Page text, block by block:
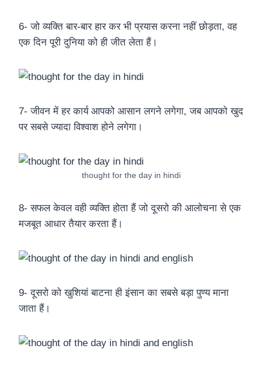
6- जो व्यक्ति बार-बार हार कर भी प्रयास करना नहीं छोड़ता, वह
एक दिन पूरी दुनिया को ही जीत लेता हैं।
7- जीवन में हर कार्य आपको आसान लगने लगेगा, जब आपको खुद
पर सबसे ज्यादा विश्वाश होने लगेगा।
thought for the day in hindi
8- सफल केवल वही व्यक्ति होता हैं जो दूसरो की आलोचना से एक
मजबूत आधार तैयार करता हैं।
9- दूसरो को खुशियां बाटना ही इंसान का सबसे बड़ा पुण्य माना
जाता हैं।